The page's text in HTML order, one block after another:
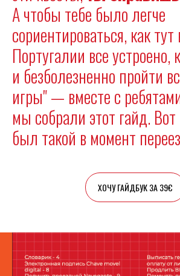
А чтобы тебе было легче
сориентироваться, как тут
Португалии все устроено,
и безболезненно пройти
игры" — вместе с
мы собрали этот гайд.
был такой в момент
ХОЧУ ГАЙДБУК ЗА 39€